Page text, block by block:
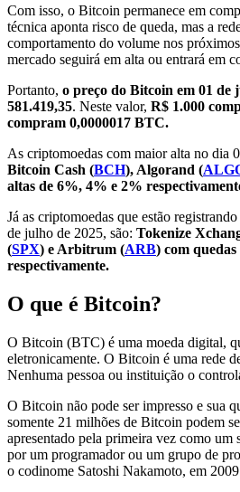
Com isso, o Bitcoin permanece em
técnica aponta risco de queda, mas a
comportamento do volume nos
mercado seguirá em alta ou entrará em
Portanto, o preço do Bitcoin em 01 de
581.419,35. Neste valor, R$ 1.000
compram 0,0000017 BTC.
As criptomoedas com maior alta no dia
Bitcoin Cash (BCH), Algorand (
altas de 6%, 4% e 2%
Já as criptomoedas que estão
de julho de 2025, são: Tokenize
(SPX) e Arbitrum (ARB) com
respectivamente.
O que é Bitcoin?
O Bitcoin (BTC) é uma moeda digital,
eletronicamente. O Bitcoin é uma rede
Nenhuma pessoa ou instituição o
O Bitcoin não pode ser impresso e sua
somente 21 milhões de Bitcoin podem
apresentado pela primeira vez como um
por um programador ou um grupo de
o codinome Satoshi Nakamoto, em